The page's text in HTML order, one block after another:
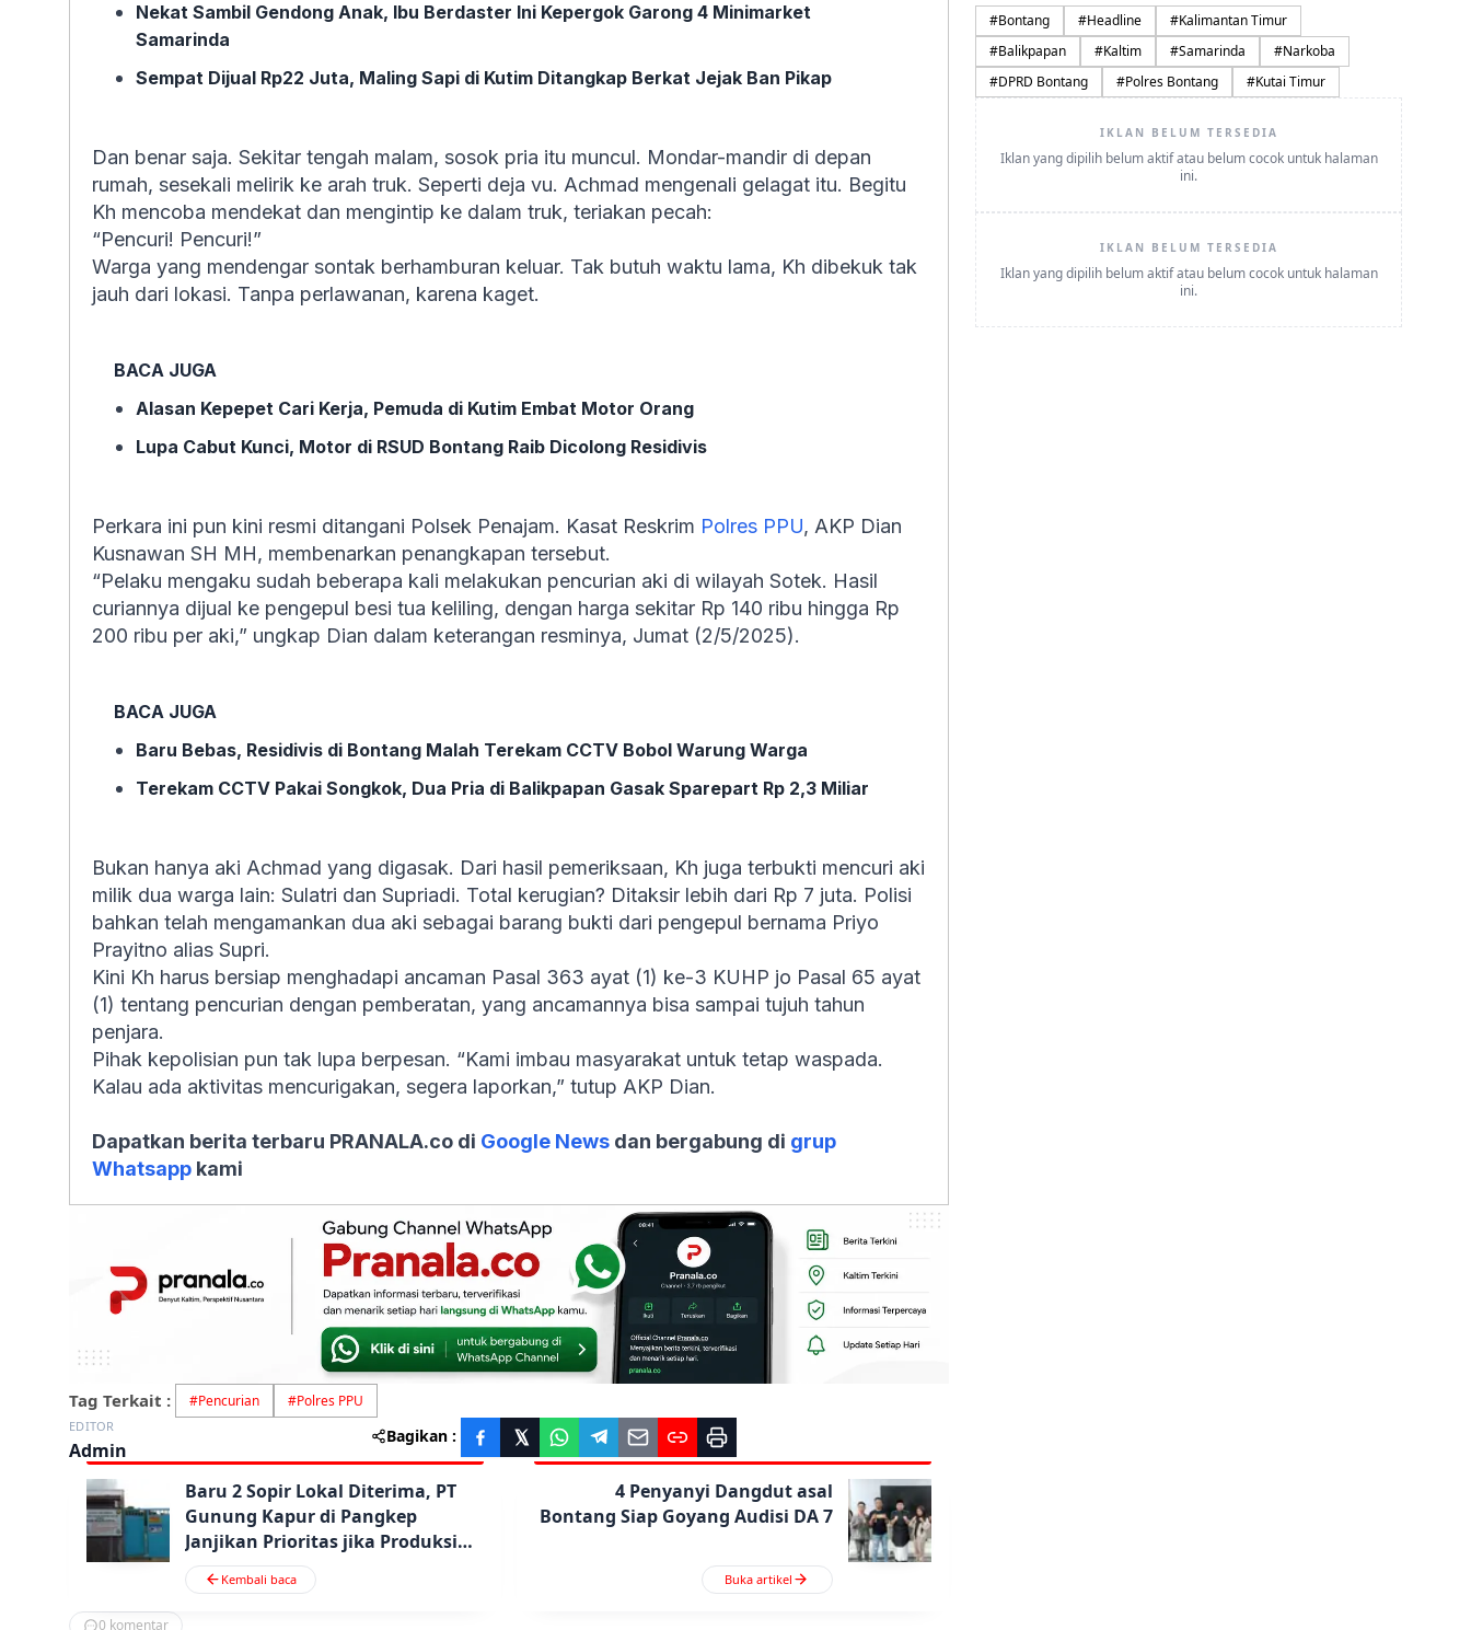
Nekat Sambil Gendong Anak, Ibu Berdaster Ini Kepergok Garong 4 Minimarket
Samarinda
Sempat Dijual Rp22 Juta, Maling Sapi di Kutim Ditangkap Berkat Jejak Ban Pikap
Dan benar saja. Sekitar tengah malam, sosok pria itu muncul. Mondar-mandir di depan
rumah, sesekali melirik ke arah truk. Seperti deja vu. Achmad mengenali gelagat itu. Begitu
Kh mencoba mendekat dan mengintip ke dalam truk, teriakan pecah:
“Pencuri! Pencuri!”
Warga yang mendengar sontak berhamburan keluar. Tak butuh waktu lama, Kh dibekuk tak
jauh dari lokasi. Tanpa perlawanan, karena kaget.
BACA JUGA
Alasan Kepepet Cari Kerja, Pemuda di Kutim Embat Motor Orang
Lupa Cabut Kunci, Motor di RSUD Bontang Raib Dicolong Residivis
Perkara ini pun kini resmi ditangani Polsek Penajam. Kasat Reskrim Polres PPU, AKP Dian
Kusnawan SH MH, membenarkan penangkapan tersebut.
“Pelaku mengaku sudah beberapa kali melakukan pencurian aki di wilayah Sotek. Hasil
curiannya dijual ke pengepul besi tua keliling, dengan harga sekitar Rp 140 ribu hingga Rp
200 ribu per aki,” ungkap Dian dalam keterangan resminya, Jumat (2/5/2025).
BACA JUGA
Baru Bebas, Residivis di Bontang Malah Terekam CCTV Bobol Warung Warga
Terekam CCTV Pakai Songkok, Dua Pria di Balikpapan Gasak Sparepart Rp 2,3 Miliar
Bukan hanya aki Achmad yang digasak. Dari hasil pemeriksaan, Kh juga terbukti mencuri aki
milik dua warga lain: Sulatri dan Supriadi. Total kerugian? Ditaksir lebih dari Rp 7 juta. Polisi
bahkan telah mengamankan dua aki sebagai barang bukti dari pengepul bernama Priyo
Prayitno alias Supri.
Kini Kh harus bersiap menghadapi ancaman Pasal 363 ayat (1) ke-3 KUHP jo Pasal 65 ayat
(1) tentang pencurian dengan pemberatan, yang ancamannya bisa sampai tujuh tahun
penjara.
Pihak kepolisian pun tak lupa berpesan. “Kami imbau masyarakat untuk tetap waspada.
Kalau ada aktivitas mencurigakan, segera laporkan,” tutup AKP Dian.
Dapatkan berita terbaru PRANALA.co di Google News dan bergabung di grup
Whatsapp kami
Tag Terkait : #Pencurian #Polres PPU
EDITOR
Admin
Bagikan :
Baru 2 Sopir Lokal Diterima, PT
Gunung Kapur di Pangkep
Janjikan Prioritas jika Produksi
Stabil
Kembali baca
4 Penyanyi Dangdut asal
Bontang Siap Goyang Audisi DA 7
Buka artikel
0 komentar
#Bontang #Headline #Kalimantan Timur
#Balikpapan #Kaltim #Samarinda #Narkoba
#DPRD Bontang #Polres Bontang #Kutai Timur
IKLAN BELUM TERSEDIA
Iklan yang dipilih belum aktif atau belum cocok untuk halaman
ini.
IKLAN BELUM TERSEDIA
Iklan yang dipilih belum aktif atau belum cocok untuk halaman
ini.